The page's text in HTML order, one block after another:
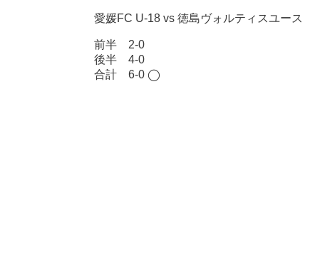
愛媛FC U-18 vs 徳島ヴォルティスユース
前半 2-0
後半 4-0
合計 6-0 ◯